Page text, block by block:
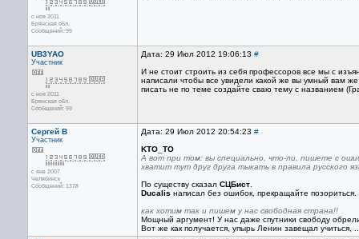
с ноя 2011
Брянская обл.
Сообщений: 99
UB3YAO
Участник
с ноя 2011
Брянская обл.
Сообщений: 99
Дата: 29 Июл 2012 19:06:13 #
И не стоит строить из себя профессоров все мы с
написали чтобы все увидели какой же вы умный вам
писать не по теме создайте сваю тему с названием
Сергей В
Участник
с янв 2007
Челябинск
Сообщений: 1378
Дата: 29 Июл 2012 20:54:23 #
KTO_TO
А вот при том: вы специально, что-ли, пишете с
хватит тут друг друга тыкать в правила русского
По существу сказал СЦБист
Ducalis написал без ошибок, прекращайте позориться.
как хотим так и пишем у нас свободная страна!!
Мощный аргумент! У нас даже спутники свободу
Вот же как получается, упырь Ленин завещал учиться,